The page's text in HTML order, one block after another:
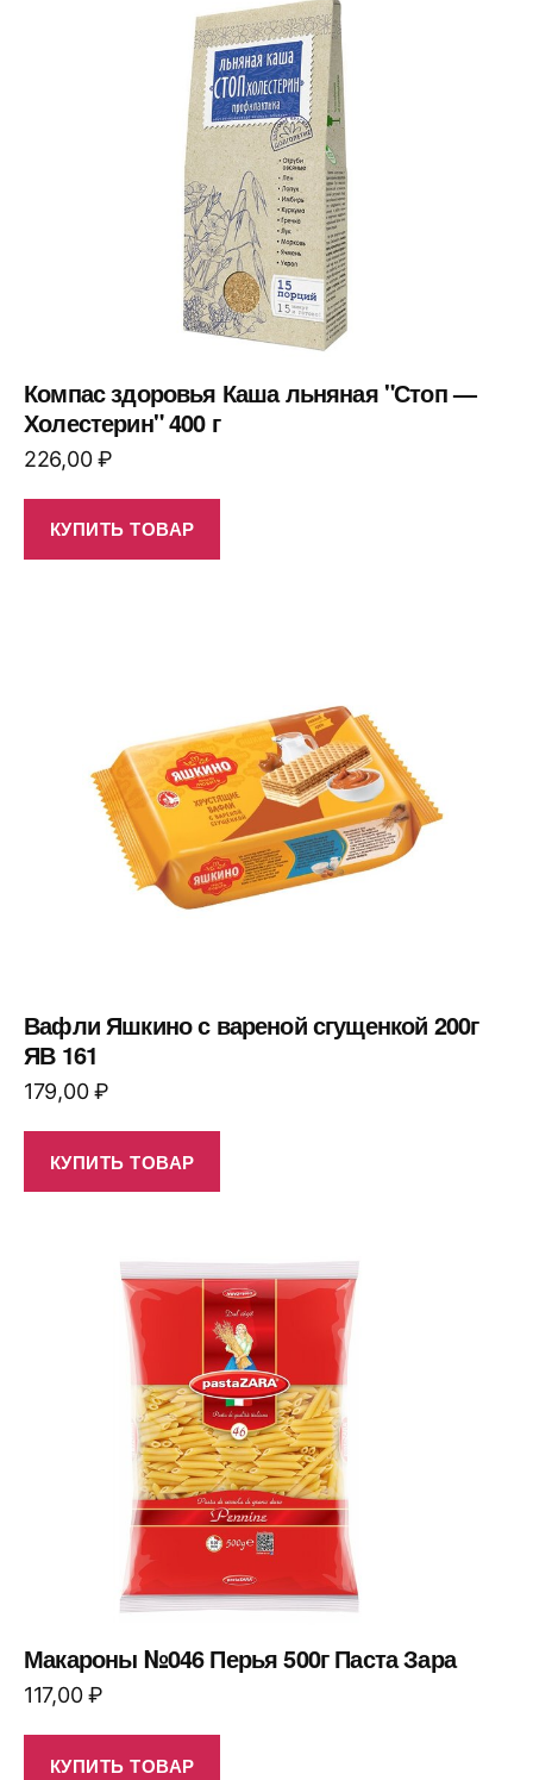
Компас здоровья Каша льняная "Стоп —
Холестерин" 400 г
226,00₽
КУПИТЬ ТОВАР
Вафли Яшкино с вареной сгущенкой 200г
ЯВ 161
179,00₽
КУПИТЬ ТОВАР
Макароны №046 Перья 500г Паста Зара
117,00₽
КУПИТЬ ТОВАР